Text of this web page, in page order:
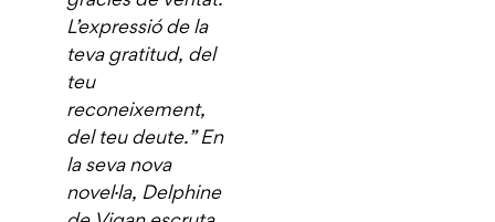
L’expressió de la
teva gratitud, del
teu
reconeixement,
del teu deute.” En
la seva nova
novel·la, Delphine